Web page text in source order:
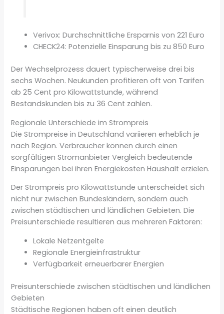
Verivox: Durchschnittliche Ersparnis von 221 Euro
CHECK24: Potenzielle Einsparung bis zu 850 Euro
Der Wechselprozess dauert typischerweise drei bis
sechs Wochen. Neukunden profitieren oft von Tarifen
ab 25 Cent pro Kilowattstunde, während
Bestandskunden bis zu 36 Cent zahlen.
Regionale Unterschiede im Strompreis
Die Strompreise in Deutschland variieren erheblich je
nach Region. Verbraucher können durch einen
sorgfältigen Stromanbieter Vergleich bedeutende
Einsparungen bei ihren Energiekosten Haushalt erzielen.
Der Strompreis pro Kilowattstunde unterscheidet sich
nicht nur zwischen Bundesländern, sondern auch
zwischen städtischen und ländlichen Gebieten. Die
Preisunterschiede resultieren aus mehreren Faktoren:
Lokale Netzentgelte
Regionale Energieinfrastruktur
Verfügbarkeit erneuerbarer Energien
Preisunterschiede zwischen städtischen und ländlichen
Gebieten
Städtische Regionen haben oft einen deutlich